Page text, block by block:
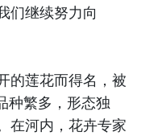
们继续努力向
的莲花而得名，被
种繁多，形态独
在河内，花卉专家